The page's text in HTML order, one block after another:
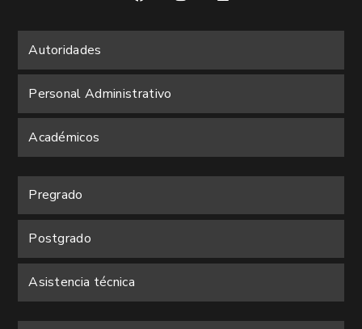
Autoridades
Personal Administrativo
Académicos
Pregrado
Postgrado
Asistencia técnica